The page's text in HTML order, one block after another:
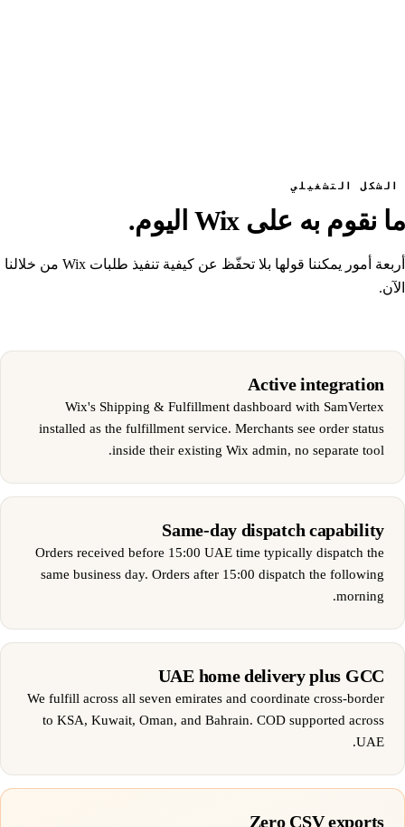
الشكل التشغيلي
ما نقوم به على Wix اليوم.
أربعة أمور يمكننا قولها بلا تحفّظ عن كيفية تنفيذ طلبات Wix من خلالنا
الآن.
Active integration
Wix's Shipping & Fulfillment dashboard with SamVertex
installed as the fulfillment service. Merchants see order status
inside their existing Wix admin, no separate tool.
Same-day dispatch capability
Orders received before 15:00 UAE time typically dispatch the
same business day. Orders after 15:00 dispatch the following
morning.
UAE home delivery plus GCC
We fulfill across all seven emirates and coordinate cross-border
to KSA, Kuwait, Oman, and Bahrain. COD supported across
UAE.
Zero CSV exports